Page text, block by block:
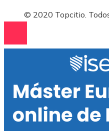
© 2020 Topcitio.